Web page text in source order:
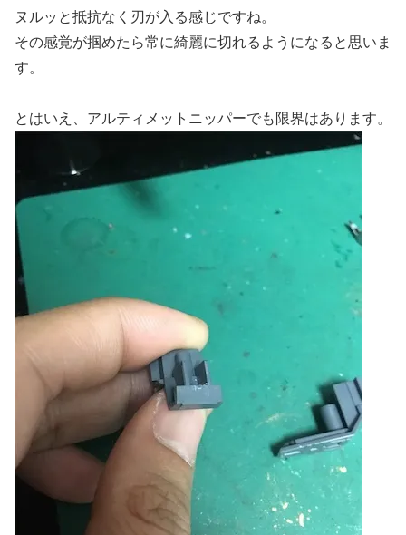
ヌルッと抵抗なく刃が入る感じですね。
その感覚が掴めたら常に綺麗に切れるようになると思いま
す。
とはいえ、アルティメットニッパーでも限界はあります。